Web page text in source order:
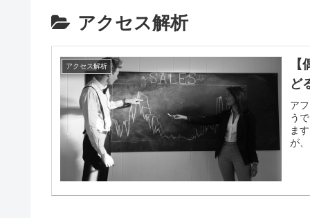
アクセス解析
アクセス解析
ど
ア
う
ま
が